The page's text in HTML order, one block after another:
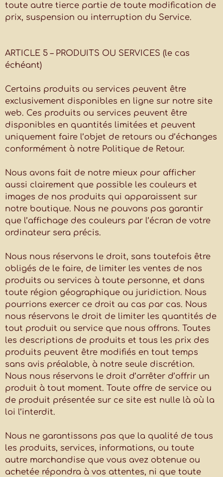
toute autre tierce partie de toute modification de
prix, suspension ou interruption du Service.
ARTICLE 5 – PRODUITS OU SERVICES (le cas
échéant)
Certains produits ou services peuvent être
exclusivement disponibles en ligne sur notre site
web. Ces produits ou services peuvent être
disponibles en quantités limitées et peuvent
uniquement faire l’objet de retours ou d’échanges
conformément à notre Politique de Retour.
Nous avons fait de notre mieux pour afficher
aussi clairement que possible les couleurs et
images de nos produits qui apparaissent sur
notre boutique. Nous ne pouvons pas garantir
que l’affichage des couleurs par l’écran de votre
ordinateur sera précis.
Nous nous réservons le droit, sans toutefois être
obligés de le faire, de limiter les ventes de nos
produits ou services à toute personne, et dans
toute région géographique ou juridiction. Nous
pourrions exercer ce droit au cas par cas. Nous
nous réservons le droit de limiter les quantités de
tout produit ou service que nous offrons. Toutes
les descriptions de produits et tous les prix des
produits peuvent être modifiés en tout temps
sans avis préalable, à notre seule discrétion.
Nous nous réservons le droit d’arrêter d’offrir un
produit à tout moment. Toute offre de service ou
de produit présentée sur ce site est nulle là où la
loi l’interdit.
Nous ne garantissons pas que la qualité de tous
les produits, services, informations, ou toute
autre marchandise que vous avez obtenue ou
achetée répondra à vos attentes, ni que toute